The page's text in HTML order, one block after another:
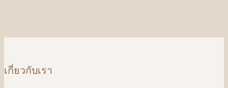
เกี่ยวกับเรา